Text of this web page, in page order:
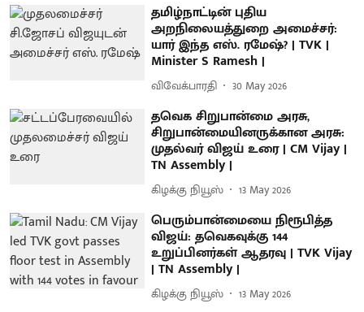
தமிழ்நாட்டின் புதிய
அறநிலையத்துறை அமைச்சர்:
யார் இந்த எஸ். ரமேஷ்? | TVK |
Minister S Ramesh |
விவேக்பாரதி 30 May 2026
தவெக சிறுபான்மை அரசு,
சிறுபான்மையினருக்கான அரசு:
முதல்வர் விஜய் உரை | CM Vijay |
TN Assembly |
கிழக்கு நியூஸ் 13 May 2026
பெரும்பான்மையை நிரூபித்த
விஜய்: தவெகவுக்கு 144
உறுப்பினர்கள் ஆதரவு | TVK Vijay
| TN Assembly |
கிழக்கு நியூஸ் 13 May 2026